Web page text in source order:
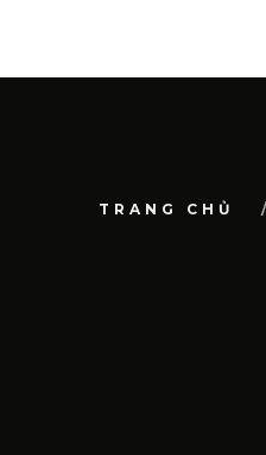
TRANG CHỦ